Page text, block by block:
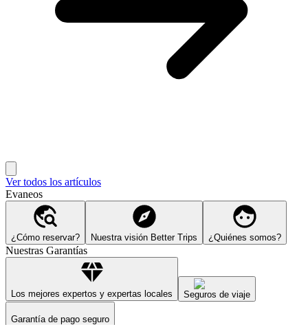
Ver todos los artículos
Evaneos
¿Cómo reservar? Nuestra visión Better Trips ¿Quiénes somos?
Nuestras Garantías
Los mejores expertos y expertas locales Seguros de viaje
Garantía de pago seguro